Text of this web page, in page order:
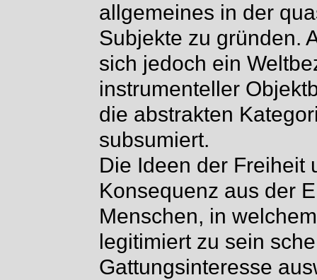
allgemeines in der
Subjekte zu gründen.
sich jedoch ein
instrumenteller
die abstrakten
subsumiert.
Die Ideen der Freiheit
Konsequenz aus der
Menschen, in
legitimiert zu sein
Gattungsinteresse